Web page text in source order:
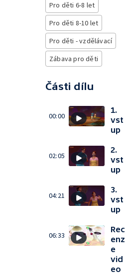
Pro děti 6-8 let
Pro děti 8-10 let
Pro děti - vzdělávací
Zábava pro děti
Části dílu
00:00
1.
vst
up
02:05
2.
vst
up
04:21
3.
vst
up
06:33
Rec
enz
e
vid
eo